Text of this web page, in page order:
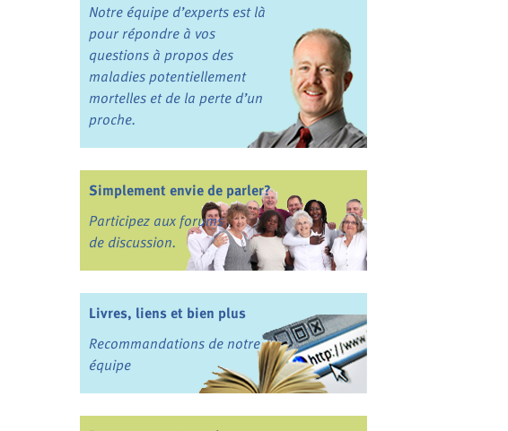
Notre équipe d’experts est là
pour répondre à vos
questions à propos des
maladies potentiellement
mortelles et de la perte d’un
proche.
Simplement envie de parler?
Participez aux forums
de discussion.
Livres, liens et bien plus
Recommandations de notre
équipe